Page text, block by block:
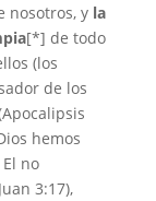
nosotros, y la
[*] de todo
(los
de los
hemos
no
3:17),